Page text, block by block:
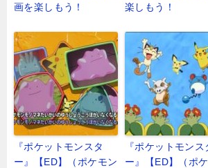
画を楽しもう！
楽しもう！
『ポケットモンスタ
ー』【ED】（ポケモン
『ポケットモンス
ー』【ED】（ポ